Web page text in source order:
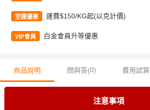
空運優惠 運費$150/KG起(以克計價)
VIP會員 白金會員升等優惠
商品說明 問與答(0) 費用試算
注意事項